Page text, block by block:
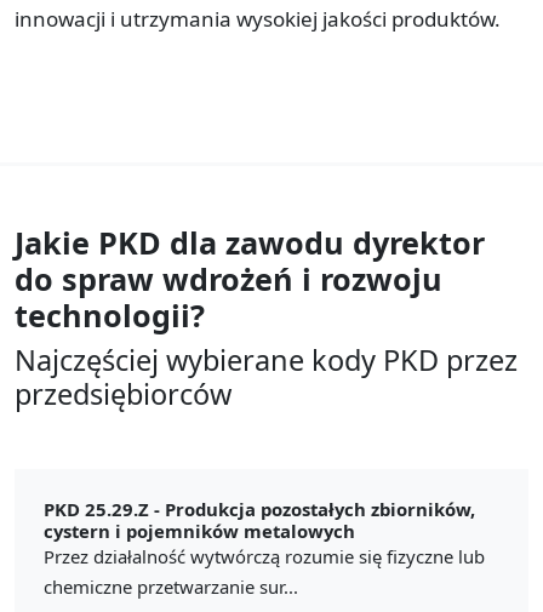
innowacji i utrzymania wysokiej jakości produktów.
Jakie PKD dla zawodu dyrektor
do spraw wdrożeń i rozwoju
technologii?
Najczęściej wybierane kody PKD przez
przedsiębiorców
PKD 25.29.Z - Produkcja pozostałych zbiorników,
cystern i pojemników metalowych
Przez działalność wytwórczą rozumie się fizyczne lub
chemiczne przetwarzanie sur...